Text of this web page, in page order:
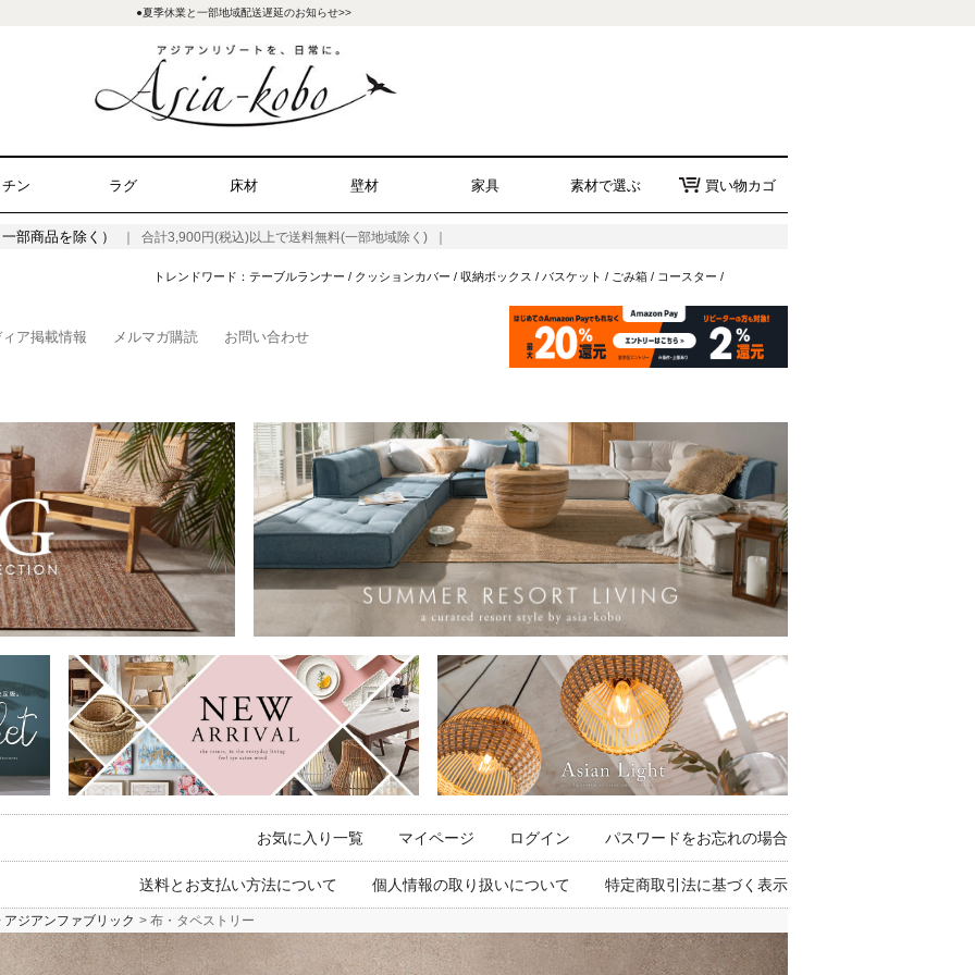
●夏季休業と一部地域配送遅延のお知らせ>>
ン ラグ 床材 壁材 家具 素材で選ぶ 買い物カゴ
部商品を除く） ｜ 合計3,900円(税込)以上で送料無料(一部地域除く) ｜
トレンドワード： テーブルランナー / クッションカバー / 収納ボックス / バスケット / ごみ箱/ コースター /
ア掲載情報 メルマガ購読 お問い合わせ
お気に入り一覧 マイページ ログイン パスワードをお忘れの場合
送料とお支払い方法について 個人情報の取り扱いについて 特定商取引法に基づく表示
アジアンファブリック 布・タペストリー